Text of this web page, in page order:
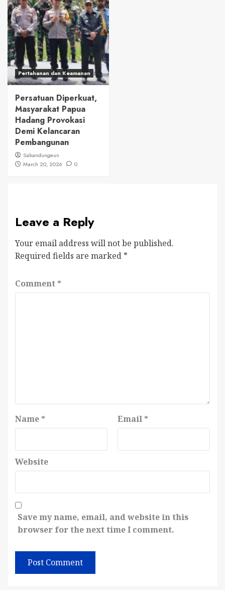
Pertahanan dan Keamanan
Persatuan Diperkuat,
Masyarakat Papua
Hadang Provokasi
Demi Kelancaran
Pembangunan
Sabandungeun
March 20, 2026
0
Leave a Reply
Your email address will not be published.
Required fields are marked *
Comment *
Name * Email *
Website
Save my name, email, and website in this
browser for the next time I comment.